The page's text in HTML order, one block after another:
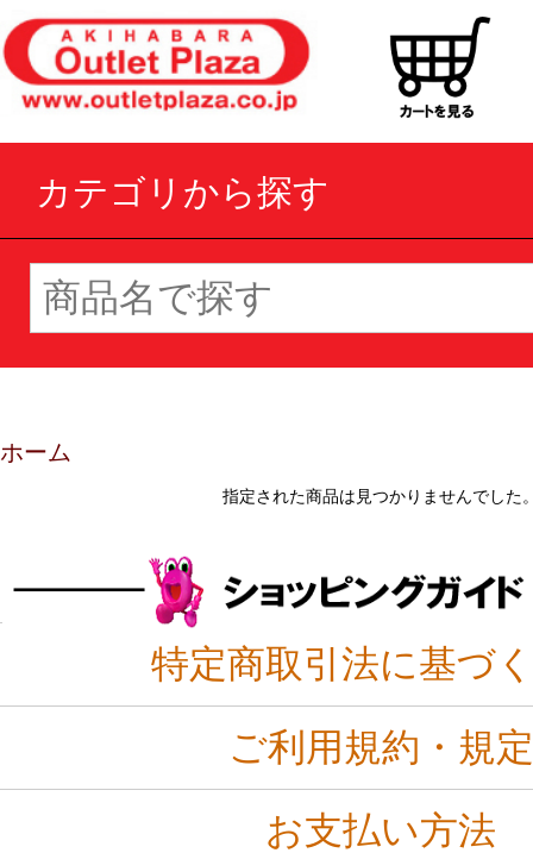
カテゴリから探す
ホーム
指定された商品は見つかりませんでした
特定商取引法に基づ
ご利用規約・規定
お支払い方法